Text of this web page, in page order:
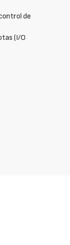
de
(I/O